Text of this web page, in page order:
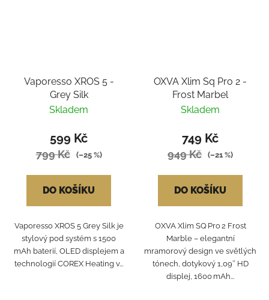
Vaporesso XROS 5 -
Grey Silk
Skladem
599 Kč
799 Kč (–25 %)
DO KOŠÍKU
Vaporesso XROS 5 Grey Silk je
stylový pod systém s 1500
mAh baterií, OLED displejem a
technologií COREX Heating v...
OXVA Xlim Sq Pro 2 -
Frost Marbel
Skladem
749 Kč
949 Kč (–21 %)
DO KOŠÍKU
OXVA Xlim SQ Pro 2 Frost
Marble – elegantní
mramorový design ve světlých
tónech, dotykový 1,09″ HD
displej, 1600 mAh...